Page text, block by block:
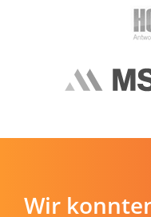
Wir